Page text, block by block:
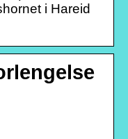
i Hareid